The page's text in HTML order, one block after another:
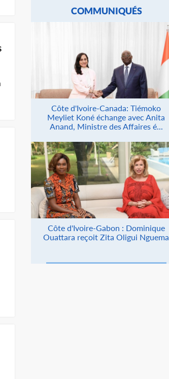
COMMUNIQUÉS
Côte d'Ivoire-Canada: Tiémoko
Meyliet Koné échange avec Anita
Anand, Ministre des Affaires é...
Côte d'Ivoire-Gabon : Dominique
Ouattara reçoit Zita Oligui Nguema